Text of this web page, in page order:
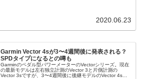
2020.06.23
Garmin Vector 4sが3〜4週間後に発表される？
SPDタイプになるとの噂も
Garminのペダル型パワーメーターのVectorシリーズ。現在
の最新モデルは左右独立計測のVector 3と片側計測の
Vector 3sですが、3〜4週間後に後継モデルのVector 4sが